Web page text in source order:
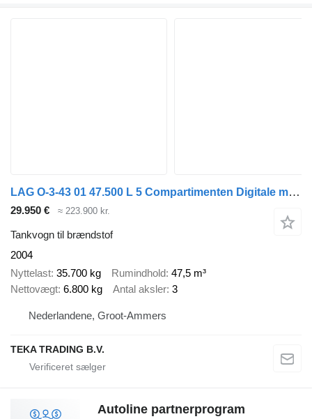
LAG O-3-43 01 47.500 L 5 Compartimenten Digitale meters disc brakes
29.950 € ≈ 223.900 kr.
Tankvogn til brændstof
2004
Nyttelast 35.700 kg Rumindhold 47,5 m³
Nettovægt 6.800 kg Antal aksler 3
Nederlandene, Groot-Ammers
TEKA TRADING B.V.
Autoline partnerprogram